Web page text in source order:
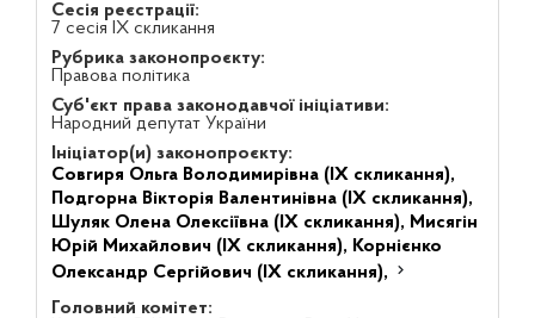
Сесія реєстрації:
7 сесія IX скликання
Рубрика законопроєкту:
Правова політика
Суб'єкт права законодавчої ініціативи:
Народний депутат України
Ініціатор(и) законопроєкту:
Совгиря Ольга Володимирівна (IX скликання),
Подгорна Вікторія Валентинівна (IX скликання),
Шуляк Олена Олексіївна (IX скликання), Мисягін
Юрій Михайлович (IX скликання), Корнієнко
Олександр Сергійович (IX скликання),
Головний комітет: